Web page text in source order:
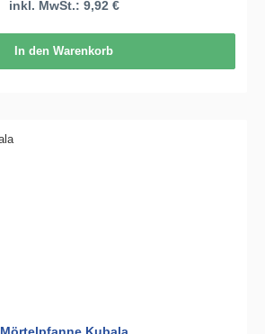
inkl. MwSt.: 9,92 €
In den Warenkorb